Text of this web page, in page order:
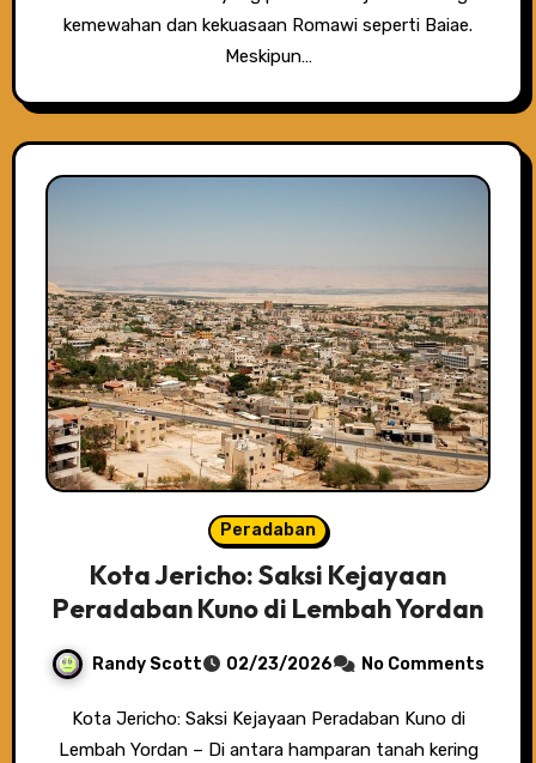
kemewahan dan kekuasaan Romawi seperti Baiae.
Meskipun…
Peradaban
Kota Jericho: Saksi Kejayaan
Peradaban Kuno di Lembah Yordan
Randy Scott 02/23/2026 No Comments
Kota Jericho: Saksi Kejayaan Peradaban Kuno di
Lembah Yordan – Di antara hamparan tanah kering